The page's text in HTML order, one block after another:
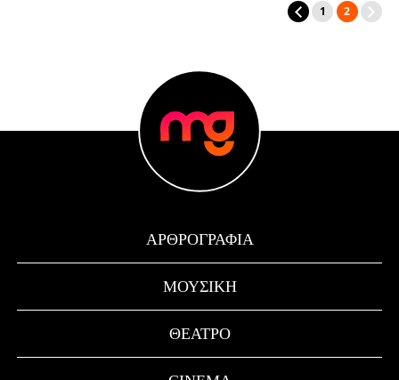
1 2
ΑΡΘΡΟΓΡΑΦΊΑ
ΜΟΥΣΙΚΉ
ΘΈΑΤΡΟ